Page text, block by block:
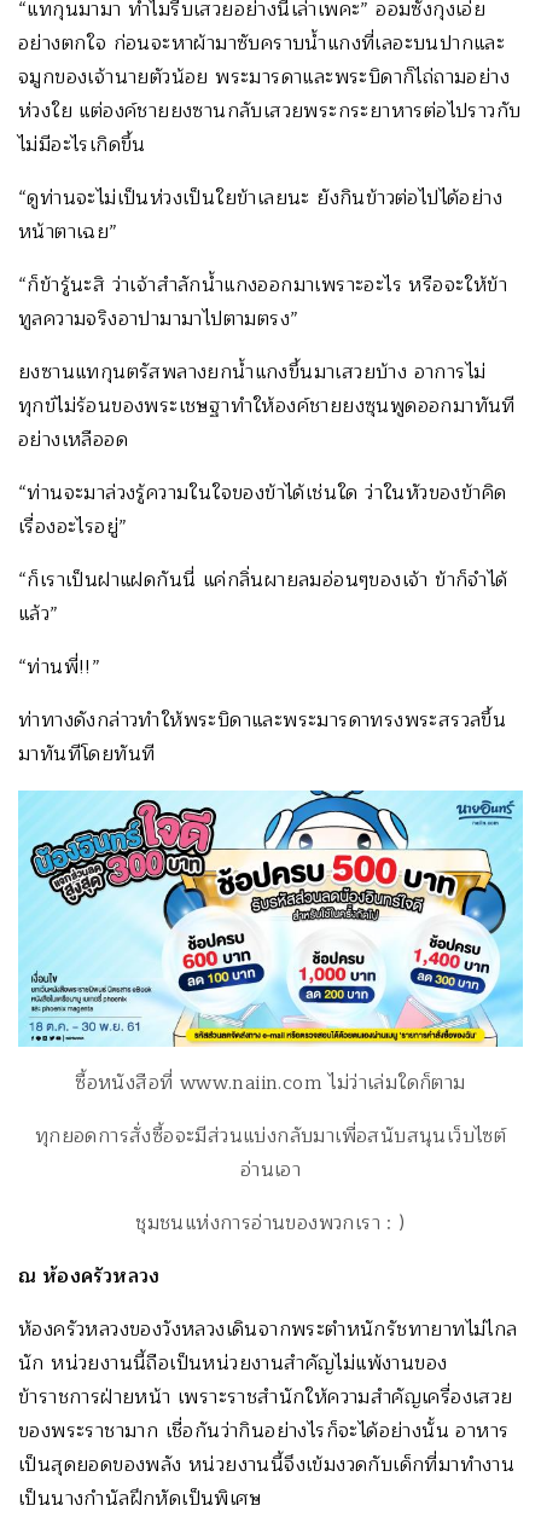
“แทกุนมามา ทำไมรีบเสวยอย่างนี้เล่าเพคะ” ออมซังกุงเอ่ย
อย่างตกใจ ก่อนจะหาผ้ามาซับคราบน้ำแกงที่เลอะบนปากและ
จมูกของเจ้านายตัวน้อย พระมารดาและพระบิดาก็ไถ่ถามอย่าง
ห่วงใย แต่องค์ชายยงซานกลับเสวยพระกระยาหารต่อไปราวกับ
ไม่มีอะไรเกิดขึ้น
“ดูท่านจะไม่เป็นห่วงเป็นใยข้าเลยนะ ยังกินข้าวต่อไปได้อย่าง
หน้าตาเฉย”
“ก็ข้ารู้นะสิ ว่าเจ้าสำลักน้ำแกงออกมาเพราะอะไร หรือจะให้ข้า
ทูลความจริงอาปามามาไปตามตรง”
ยงซานแทกุนตรัสพลางยกน้ำแกงขึ้นมาเสวยบ้าง อาการไม่
ทุกข์ไม่ร้อนของพระเชษฐาทำให้องค์ชายยงซุนพูดออกมาทันที
อย่างเหลืออด
“ท่านจะมาล่วงรู้ความในใจของข้าได้เช่นใด ว่าในหัวของข้าคิด
เรื่องอะไรอยู่”
“ก็เราเป็นฝาแฝดกันนี่ แค่กลิ่นผายลมอ่อนๆของเจ้า ข้าก็จำได้
แล้ว”
“ท่านพี่!!”
ท่าทางดังกล่าวทำให้พระบิดาและพระมารดาทรงพระสรวลขึ้น
มาทันทีโดยทันที
ซื้อหนังสือที่ www.naiin.com ไม่ว่าเล่มใดก็ตาม
ทุกยอดการสั่งซื้อจะมีส่วนแบ่งกลับมาเพื่อสนับสนุนเว็บไซต์
อ่านเอา
ชุมชนแห่งการอ่านของพวกเรา : )
ณ ห้องครัวหลวง
ห้องครัวหลวงของวังหลวงเดินจากพระตำหนักรัชทายาทไม่ไกล
นัก หน่วยงานนี้ถือเป็นหน่วยงานสำคัญไม่แพ้งานของ
ข้าราชการฝ่ายหน้า เพราะราชสำนักให้ความสำคัญเครื่องเสวย
ของพระราชามาก เชื่อกันว่ากินอย่างไรก็จะได้อย่างนั้น อาหาร
เป็นสุดยอดของพลัง หน่วยงานนี้จึงเข้มงวดกับเด็กที่มาทำงาน
เป็นนางกำนัลฝึกหัดเป็นพิเศษ